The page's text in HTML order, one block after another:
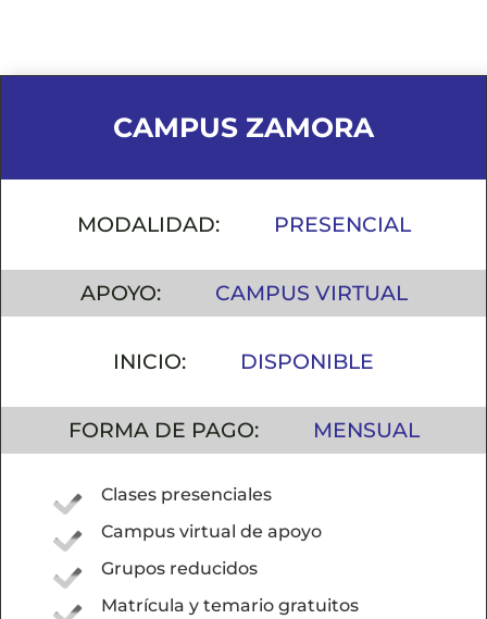
CAMPUS ZAMORA
MODALIDAD: PRESENCIAL
APOYO: CAMPUS VIRTUAL
INICIO: DISPONIBLE
FORMA DE PAGO: MENSUAL
Clases presenciales
Campus virtual de apoyo
Grupos reducidos
Matrícula y temario gratuitos